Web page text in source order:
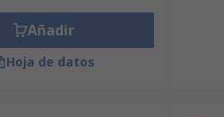
Añadir
Hoja de datos